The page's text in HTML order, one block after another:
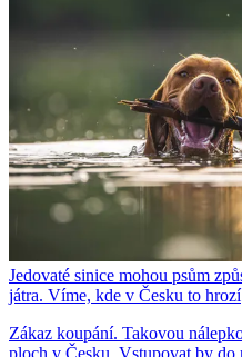
Jedovaté sinice mohou psům
játra. Víme, kde v Česku to hrozí
Zákaz koupání. Takovou